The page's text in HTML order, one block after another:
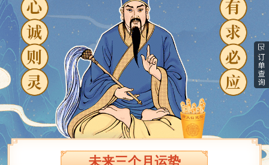
未来三个月运势
8分钟之前
热巴购买了测算
8分钟之前
薄年购买了测算
9分钟之前
栀蓝购买了测算
11分钟之前
鲸落购买了测算
9分钟之前
柒夏购买了测算
10分钟之前
凉城无爱购买了测算